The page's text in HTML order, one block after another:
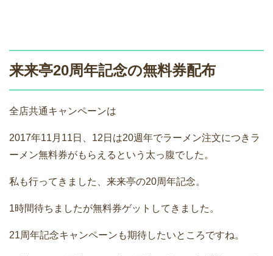
来来亭20周年記念の無料券配布
全店共通キャンペーンは
2017年11月11日、12日は20週年でラーメン注文につきラ
ーメン無料券がもらえるという太っ腹でした。
私も行ってきました、来来亭の20周年記念。
1時間待ちましたが無料券ゲットしてきました。
21周年記念キャンペーンも期待したいところですね。